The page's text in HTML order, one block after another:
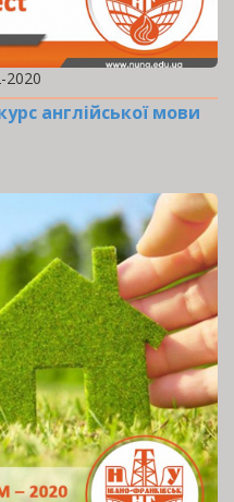
2020
англійської мови